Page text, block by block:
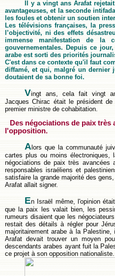
Il y a vingt ans Arafat
avantageuses, et la seconde
les foules et obtenir un soutien
Les télévisions françaises, la
l’objectivité, ni des effets
immense manifestation de la
gouvernementales. Depuis ce
arabe est sorti des priorités
C'est dans ce contexte qu'il faut
diffamé, et qui, malgré un dernier
doutaient de sa bonne foi.
Vingt ans, cela fait vingt
Jacques Chirac était le président
premier ministre de cohabitation.
Des négociations de paix très
l'opposition.
A lors que la communauté
cartes plus ou moins électroniques,
négociations de paix très
responsables israéliens et
satisfaire la grande majorité des
Arafat allait signer.
En Israël même, l'opinion
que la paix les valait bien, les
rumeurs disaient que les
restait des détails à régler pour
majoritairement arabe à la
Arafat devait trouver un moyen
descendants arabes ayant fuit la
ce projet à son opposition nationaliste.